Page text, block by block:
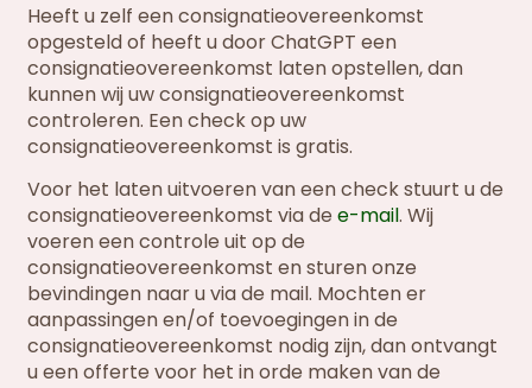
Heeft u zelf een consignatieovereenkomst
opgesteld of heeft u door ChatGPT een
consignatieovereenkomst laten opstellen, dan
kunnen wij uw consignatieovereenkomst
controleren. Een check op uw
consignatieovereenkomst is gratis.
Voor het laten uitvoeren van een check stuurt u de
consignatieovereenkomst via dee-mail. Wij
voeren een controle uit op de
consignatieovereenkomst en sturen onze
bevindingen naar u via de mail. Mochten er
aanpassingen en/of toevoegingen in de
consignatieovereenkomst nodig zijn, dan ontvangt
u een offerte voor het in orde maken van de